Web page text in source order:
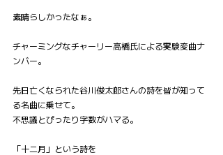
素晴らしかったなぁ。
チャーミングなチャーリー高橋氏による実験変曲ナ
ンバー。
先日亡くなられた谷川俊太郎さんの詩を皆が知って
る名曲に乗せて。
不思議とぴったり字数がハマる。
「十二月」という詩を